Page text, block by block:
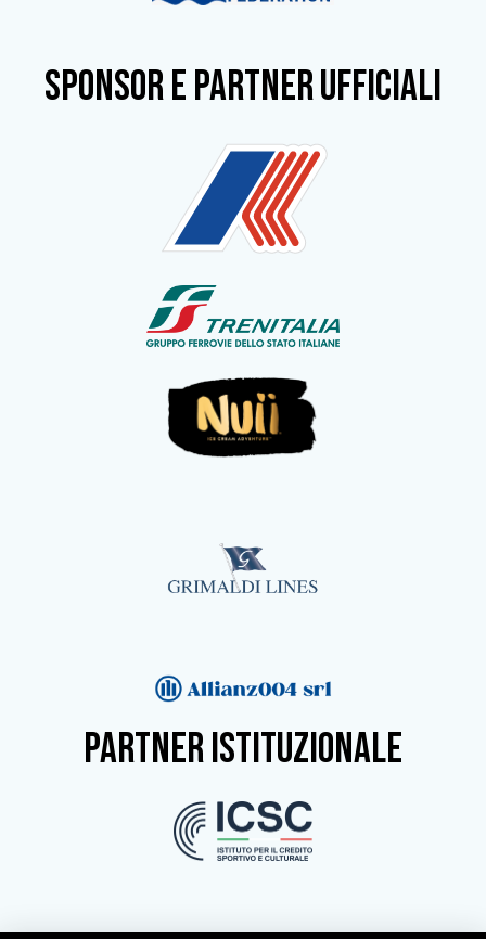
SPONSOR e partner ufficiali
partner istituzionale